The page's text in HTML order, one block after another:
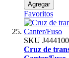
Agregar
Favoritos
SKU
Cruz de